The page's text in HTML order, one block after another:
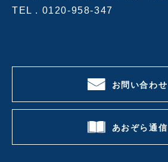
TEL . 0120-958-347
お問い合わせ
あおぞら通信